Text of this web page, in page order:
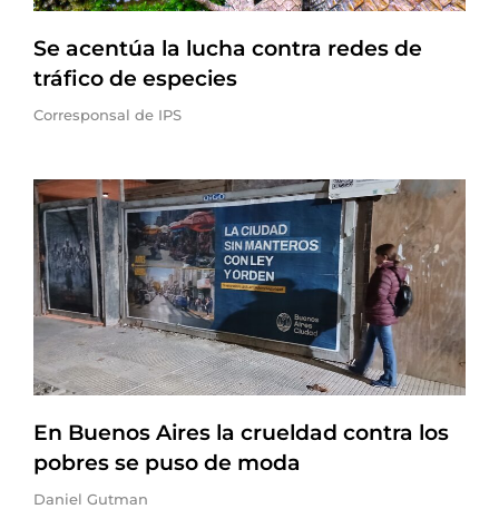
Se acentúa la lucha contra redes de
tráfico de especies
Corresponsal de IPS
En Buenos Aires la crueldad contra los
pobres se puso de moda
Daniel Gutman